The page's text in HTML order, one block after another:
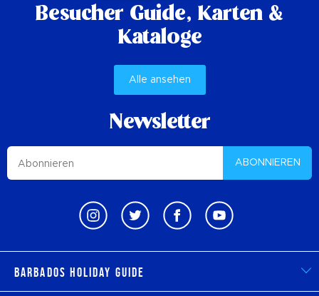
Besucher Guide, Karten &
Kataloge
Alle ansehen
Newsletter
ABONNIEREN
Barbados Holiday Guide